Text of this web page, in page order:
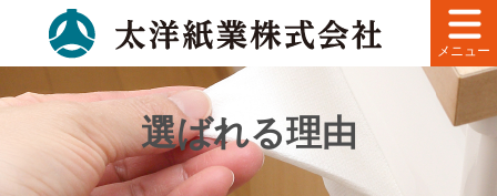
メニュー
選ばれる理由